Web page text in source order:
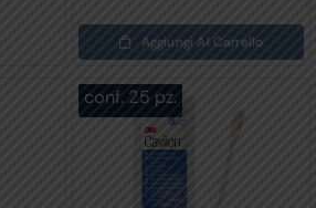
Aggiungi Al Carrello
conf. 25 pz.